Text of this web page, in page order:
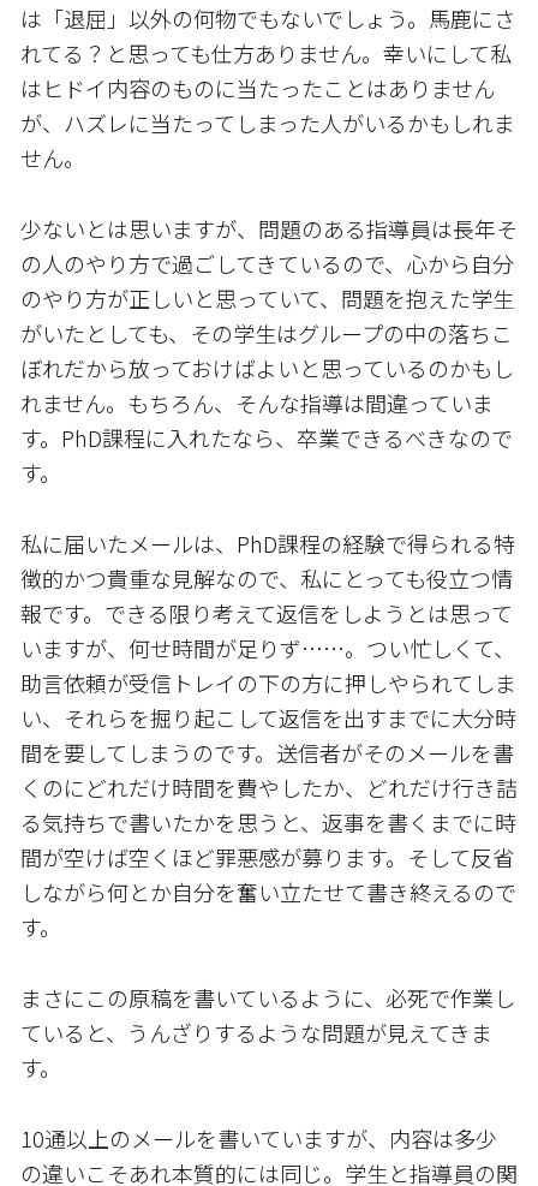
は「退屈」以外の何物でもないでしょう。馬鹿にさ
れてる？と思っても仕方ありません。幸いにして私
はヒドイ内容のものに当たったことはありません
が、ハズレに当たってしまった人がいるかもしれま
せん。
少ないとは思いますが、問題のある指導員は長年そ
の人のやり方で過ごしてきているので、心から自分
のやり方が正しいと思っていて、問題を抱えた学生
がいたとしても、その学生はグループの中の落ちこ
ぼれだから放っておけばよいと思っているのかもし
れません。もちろん、そんな指導は間違っていま
す。PhD課程に入れたなら、卒業できるべきなので
す。
私に届いたメールは、PhD課程の経験で得られる特
徴的かつ貴重な見解なので、私にとっても役立つ情
報です。できる限り考えて返信をしようとは思って
いますが、何せ時間が足りず……。つい忙しくて、
助言依頼が受信トレイの下の方に押しやられてしま
い、それらを掘り起こして返信を出すまでに大分時
間を要してしまうのです。送信者がそのメールを書
くのにどれだけ時間を費やしたか、どれだけ行き詰
る気持ちで書いたかを思うと、返事を書くまでに時
間が空けば空くほど罪悪感が募ります。そして反省
しながら何とか自分を奮い立たせて書き終えるので
す。
まさにこの原稿を書いているように、必死で作業し
ていると、うんざりするような問題が見えてきま
す。
10通以上のメールを書いていますが、内容は多少
の違いこそあれ本質的には同じ。学生と指導員の関